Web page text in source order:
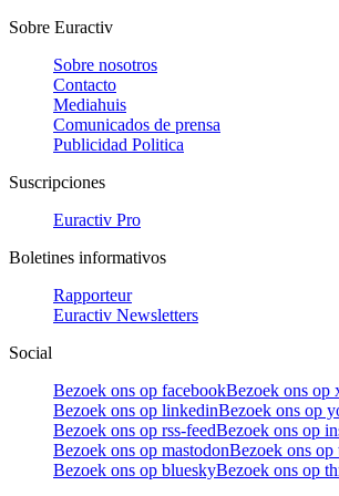
Sobre Euractiv
Sobre nosotros
Contacto
Mediahuis
Comunicados de prensa
Publicidad Politica
Suscripciones
Euractiv Pro
Boletines informativos
Rapporteur
Euractiv Newsletters
Social
Bezoek ons op facebookBezoek ons op
Bezoek ons op linkedinBezoek ons op
Bezoek ons op rss-feedBezoek ons op
Bezoek ons op mastodonBezoek ons op
Bezoek ons op blueskyBezoek ons op